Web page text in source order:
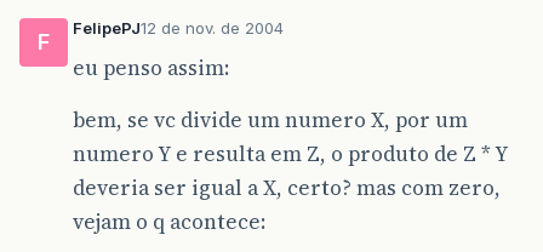
F
FelipePJ12 de nov. de 2004
eu penso assim:
bem, se vc divide um numero X, por um
numero Y e resulta em Z, o produto de Z * Y
deveria ser igual a X, certo? mas com zero,
vejam o q acontece: